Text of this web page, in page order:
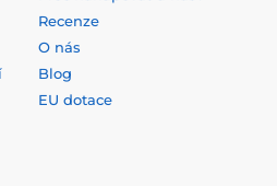
Recenze
O nás
Blog
EU dotace